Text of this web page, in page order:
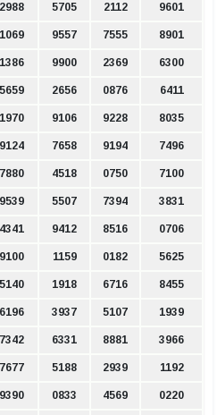
2988 5705 2112 9601
1069 9557 7555 8901
1386 9900 2369 6300
5659 2656 0876 6411
1970 9106 9228 8035
9124 7658 9194 7496
7880 4518 0750 7100
9539 5507 7394 3831
4341 9412 8516 0706
9100 1159 0182 5625
5140 1918 6716 8455
6196 3937 5107 1939
7342 6331 8881 3966
7677 5188 2939 1192
9390 0833 4569 0220